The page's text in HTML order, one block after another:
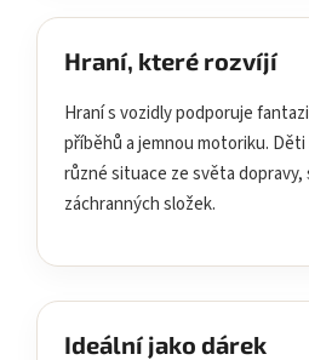
Hraní, které rozvíjí
Hraní s vozidly podporuje
příběhů a jemnou motoriku.
různé situace ze světa dopravy,
záchranných složek.
Ideální jako dárek